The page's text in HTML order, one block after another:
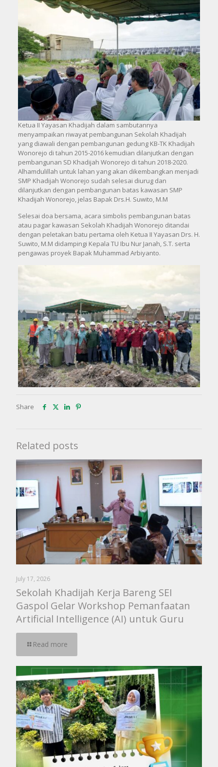
Ketua II Yayasan Khadijah dalam sambutannya
menyampaikan riwayat pembangunan Sekolah Khadijah
yang diawali dengan pembangunan gedung KB-TK Khadijah
Wonorejo di tahun 2015-2016 kemudian dilanjutkan dengan
pembangunan SD Khadijah Wonorejo di tahun 2018-2020.
Alhamdulillah untuk lahan yang akan dikembangkan menjadi
SMP Khadijah Wonorejo sudah selesai diurug dan
dilanjutkan dengan pembangunan batas kawasan SMP
Khadijah Wonorejo, jelas Bapak Drs.H. Suwito, M.M
Selesai doa bersama, acara simbolis pembangunan batas
atau pagar kawasan Sekolah Khadijah Wonorejo ditandai
dengan peletakan batu pertama oleh Ketua II Yayasan Drs. H.
Suwito, M.M didampingi Kepala TU Ibu Nur Janah, S.T. serta
pengawas proyek Bapak Muhammad Arbiyanto.
Share
Related posts
July 17, 2026
Sekolah Khadijah Kerja Bareng SEI
Gaspol Gelar Workshop Pemanfaatan
Artificial Intelligence (AI) untuk Guru
Read more